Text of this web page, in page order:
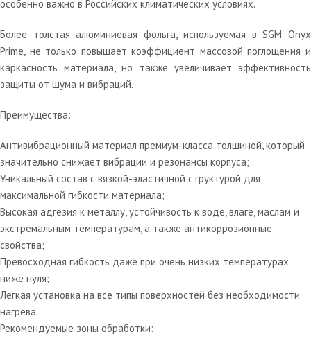
особенно важно в Российских климатических условиях.
Более толстая алюминиевая фольга, используемая в SGM Onyx
Prime, не только повышает коэффициент массовой поглощения и
каркасность материала, но также увеличивает эффективность
защиты от шума и вибраций.
Преимущества:
Антивибрационный материал премиум-класса толщиной, который
значительно снижает вибрации и резонансы корпуса;
Уникальный состав с вязкой-эластичной структурой для
максимальной гибкости материала;
Высокая адгезия к металлу, устойчивость к воде, влаге, маслам и
экстремальным температурам, а также антикоррозионные
свойства;
Превосходная гибкость даже при очень низких температурах
ниже нуля;
Легкая установка на все типы поверхностей без необходимости
нагрева.
Рекомендуемые зоны обработки: